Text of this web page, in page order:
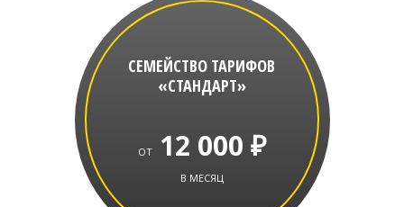
СЕМЕЙСТВО ТАРИФОВ
«СТАНДАРТ»
ОТ 12 000 ₽
В МЕСЯЦ